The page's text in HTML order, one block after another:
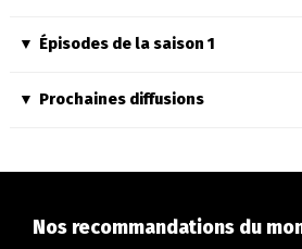
Épisodes de la saison 1
Prochaines diffusions
Nos recommandations du